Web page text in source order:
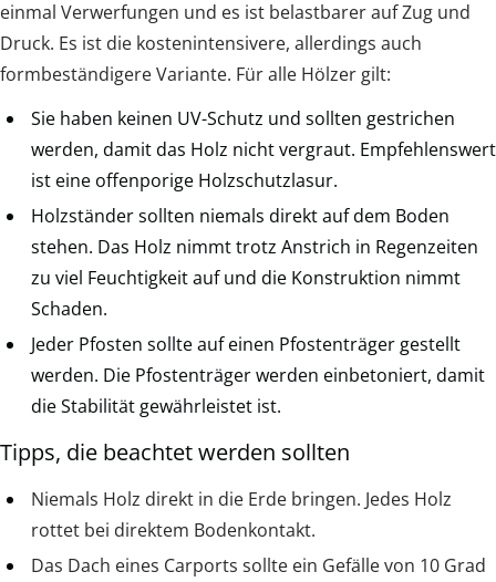
einmal Verwerfungen und es ist belastbarer auf Zug und
Druck. Es ist die kostenintensivere, allerdings auch
formbeständigere Variante. Für alle Hölzer gilt:
Sie haben keinen UV-Schutz und sollten gestrichen
werden, damit das Holz nicht vergraut. Empfehlenswert
ist eine offenporige Holzschutzlasur.
Holzständer sollten niemals direkt auf dem Boden
stehen. Das Holz nimmt trotz Anstrich in Regenzeiten
zu viel Feuchtigkeit auf und die Konstruktion nimmt
Schaden.
Jeder Pfosten sollte auf einen Pfostenträger gestellt
werden. Die Pfostenträger werden einbetoniert, damit
die Stabilität gewährleistet ist.
Tipps, die beachtet werden sollten
Niemals Holz direkt in die Erde bringen. Jedes Holz
rottet bei direktem Bodenkontakt.
Das Dach eines Carports sollte ein Gefälle von 10 Grad